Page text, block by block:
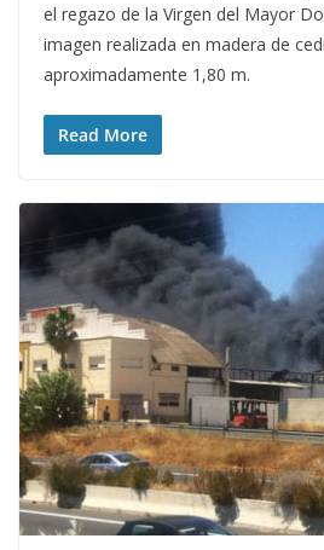
el regazo de la Virgen del Mayor
imagen realizada en madera de
aproximadamente 1,80 m.
Read More